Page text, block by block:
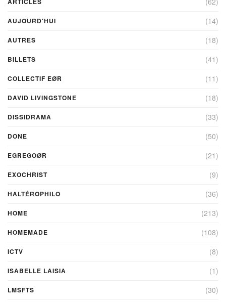
AUJOURD'HUI (14)
AUTRES (18)
BILLETS (41)
COLLECTIF EØR (11)
DAVID LIVINGSTONE (18)
DISSIDRAMA (33)
DONE (50)
EGREGOØR (21)
EXOCHRIST (9)
HALTÉROPHILO (36)
HOME (213)
HOMEMADE (108)
ICTV (8)
ISABELLE LAISIA (1)
LMSFTS (30)